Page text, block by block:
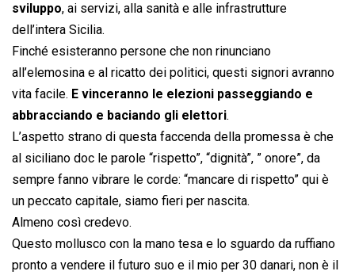
sviluppo, ai servizi, alla sanità e alle infrastrutture
dell’intera Sicilia.
Finché esisteranno persone che non rinunciano
all’elemosina e al ricatto dei politici, questi signori avranno
vita facile. E vinceranno le elezioni passeggiando e
abbracciando e baciando gli elettori.
L’aspetto strano di questa faccenda della promessa è che
al siciliano doc le parole “rispetto”, “dignità”, ” onore”, da
sempre fanno vibrare le corde: “mancare di rispetto” qui è
un peccato capitale, siamo fieri per nascita.
Almeno così credevo.
Questo mollusco con la mano tesa e lo sguardo da ruffiano
pronto a vendere il futuro suo e il mio per 30 danari, non è il